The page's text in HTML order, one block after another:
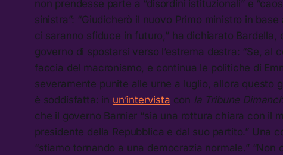
non prendesse parte a “disordini istituzionali” e
sinistra”: “Giudicherò il nuovo Primo ministro in
ci saranno sfiduce in futuro,” ha dichiarato
governo di spostarsi verso l’estrema destra: “Se, al
faccia del macronismo, e continua le politiche di
severamente punite alle urne a luglio, allora questo
è soddisfatta: in un’intervista con la Tribune
che il governo Barnier “sia una rottura chiara con il
presidente della Repubblica e dal suo partito.” Una
“stiamo tornando a una democrazia normale.” “Non